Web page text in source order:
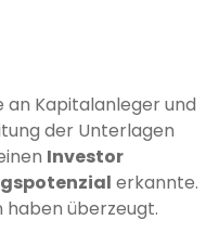
an Kapitalanleger und
der Unterlagen
Investor
erkannte.
haben überzeugt.